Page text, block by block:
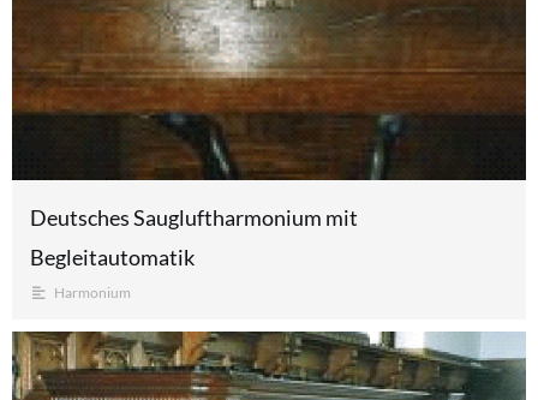
Deutsches Saugluftharmonium mit
Begleitautomatik
Harmonium